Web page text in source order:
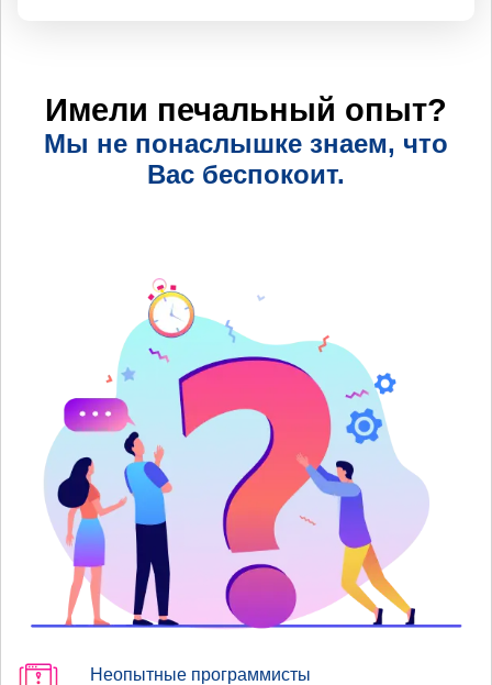
Имели печальный опыт?
Мы не понаслышке знаем, что
Вас беспокоит.
Неопытные программисты